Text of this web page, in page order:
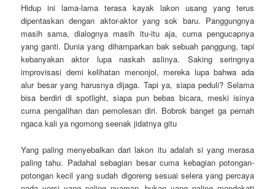
Hidup ini lama-lama terasa kayak lakon usang yang terus
dipentaskan dengan aktor-aktor yang sok baru. Panggungnya
masih sama, dialognya masih itu-itu aja, cuma pengucapnya
yang ganti. Dunia yang dihamparkan bak sebuah panggung, tapi
kebanyakan aktor lupa naskah aslinya. Saking seringnya
improvisasi demi kelihatan menonjol, mereka lupa bahwa ada
alur besar yang harusnya dijaga. Tapi ya, siapa peduli? Selama
bisa berdiri di spotlight, siapa pun bebas bicara, meski isinya
cuma pengalihan dan pemolesan diri. Bobrok banget ga pernah
ngaca kali ya ngomong seenak jidatnya gitu
Yang paling menyebalkan dari lakon itu adalah si yang merasa
paling tahu. Padahal sebagian besar cuma kebagian potongan-
potongan kecil yang sudah digoreng sesuai selera yang percaya